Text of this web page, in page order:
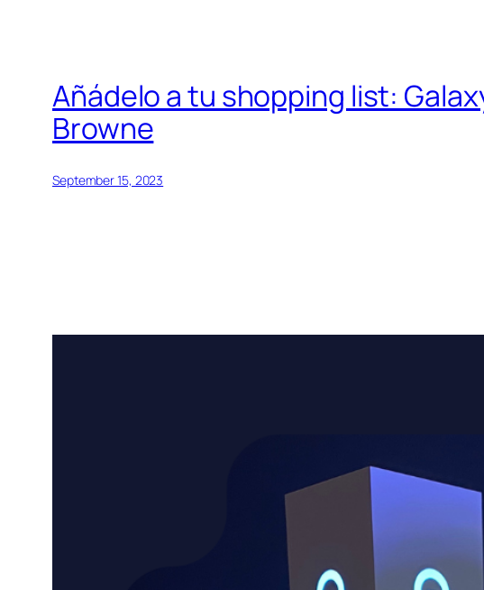
Añádelo a tu shopping list:
Browne
September 15, 2023